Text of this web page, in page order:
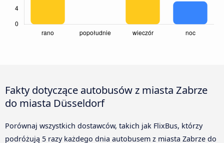
Fakty dotyczące autobusów z miasta Zabrze
do miasta Düsseldorf
Porównaj wszystkich dostawców, takich jak FlixBus, którzy
podróżują 5 razy każdego dnia autobusem z miasta Zabrze do